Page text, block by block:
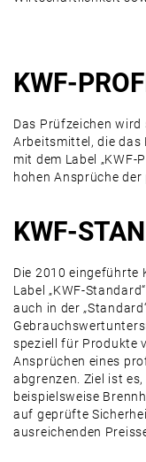
KWF-
Das Prüfzeichen
Arbeitsmittel, die das
mit dem Label
hohen Ansprüche
KWF-
Die 2010 eingeführte
Label „KWF-
auch in der
speziell für Produkte
Ansprüchen eines
abgrenzen. Ziel ist
beispielsweise
auf geprüfte
ausreichenden